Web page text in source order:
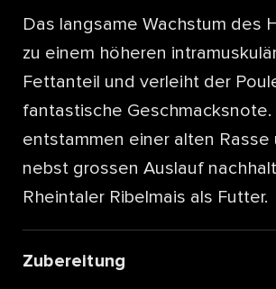
Das langsame Wachstum des
zu einem höheren
Fettanteil und verleiht der
fantastische
entstammen einer alten Rasse
nebst grossen Auslauf
Rheintaler Ribelmais als Futter.
Zubereitung